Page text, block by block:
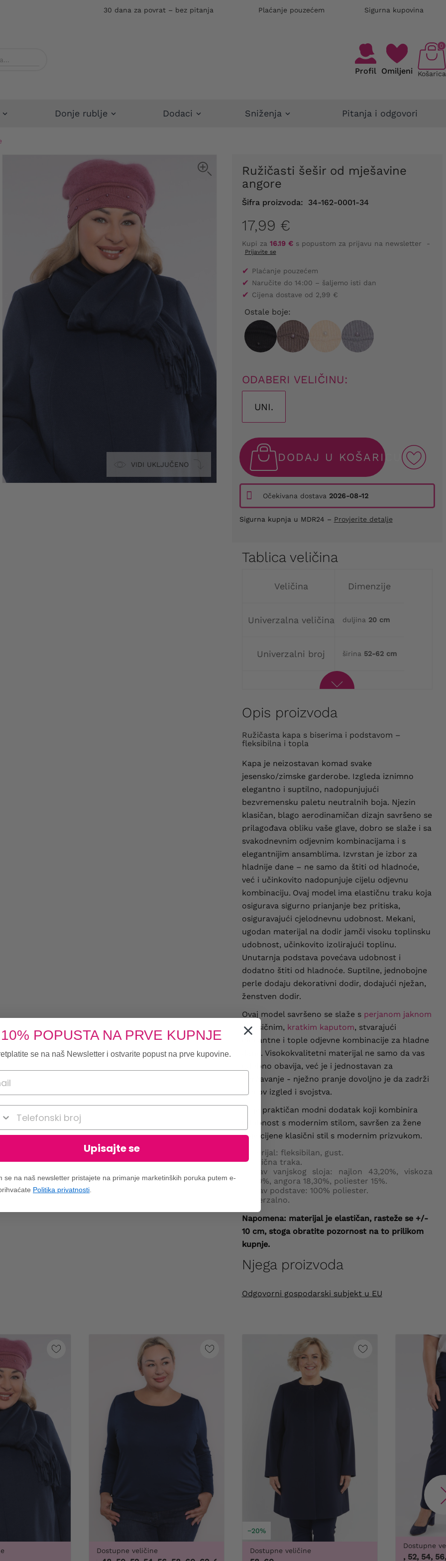
30 dana za povrat – bez pitanja Plaćanje pouzećem Sigurna kupovina
Profil Omiljeni Košarica
0
Donje rublje Dodaci Sniženja Pitanja i odgovori
VIDI UKLJUČENO
Ružičasti šešir od mješavine
angore
Šifra proizvoda: 34-162-0001-34
17,99 €
Kupi za 16.19 €s popustom za prijavu na newsletter -
Prijavite se
✔ Plaćanje pouzećem
✔ Naručite do 14:00 – šaljemo isti dan
✔ Cijena dostave od 2,99 €
Ostale boje:
ODABERI VELIČINU:
UNI.
DODAJ U KOŠARICU
Očekivana dostava 2026-08-12
Sigurna kupnja u MDR24 – Provjerite detalje
Tablica veličina
Veličina Dimenzije
Univerzalna veličina duljina 20 cm
Univerzalni broj širina 52-62 cm
Opis proizvoda
Ružičasta kapa s biserima i podstavom –
fleksibilna i topla
Kapa je neizostavan komad svake
jesensko/zimske garderobe. Izgleda iznimno
elegantno i suptilno, nadopunjujući
bezvremensku paletu neutralnih boja. Njezin
klasičan, blago aerodinamičan dizajn savršeno se
prilagođava obliku vaše glave, dobro se slaže i sa
svakodnevnim odjevnim kombinacijama i s
elegantnijim ansamblima. Izvrstan je izbor za
hladnije dane – ne samo da štiti od hladnoće,
već i učinkovito nadopunjuje cijelu odjevnu
kombinaciju. Ovaj model ima elastičnu traku koja
osigurava sigurno prianjanje bez pritiska,
osiguravajući cjelodnevnu udobnost. Mekani,
ugodan materijal na dodir jamči visoku toplinsku
udobnost, učinkovito izolirajući toplinu.
Unutarnja podstava povećava udobnost i
dodatno štiti od hladnoće. Suptilne, jednobojne
perle dodaju dekorativni dodir, dodajući nježan,
ženstven dodir.
Ovaj model savršeno se slaže s perjanom jaknom
i klasičnim, kratkim kaputom, stvarajući
elegantne i tople odjevne kombinacije za hladne
dane. Visokokvalitetni materijal ne samo da vas
udobno obavija, već je i jednostavan za
održavanje - nježno pranje dovoljno je da zadrži
njegov izgled i svojstva.
To je praktičan modni dodatak koji kombinira
udobnost s modernim stilom, savršen za žene
koje cijene klasični stil s modernim prizvukom.
Materijal: fleksibilan, gust.
Elastična traka.
Sastav vanjskog sloja: najlon 43,20%, viskoza
23,50%, angora 18,30%, poliester 15%.
Sastav podstave: 100% poliester.
Univerzalno.
Napomena: materijal je elastičan, rasteže se +/-
10 cm, stoga obratite pozornost na to prilikom
kupnje.
Njega proizvoda
Odgovorni gospodarski subjekt u EU
Dostupne veličine
−20%
Dostupne veličine
Dostupne
46, 50, 52, 54, 56,
10% POPUSTA NA PRVE KUPNJE
se na naš Newsletter i ostvarite popust na prve kupovine.
broj
Upisajte se
se na naš newsletter pristajete na primanje marketinških poruka putem e-
Politika privatnosti